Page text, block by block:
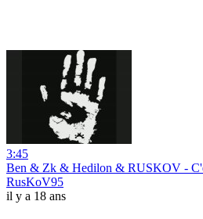
3:45
Ben & Zk & Hedilon & RUSKOV -
RusKoV95
il y a 18 ans